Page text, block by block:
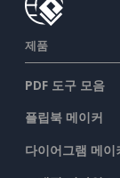
제품
PDF 도구 모음
플립북 메이커
다이어그램 메이